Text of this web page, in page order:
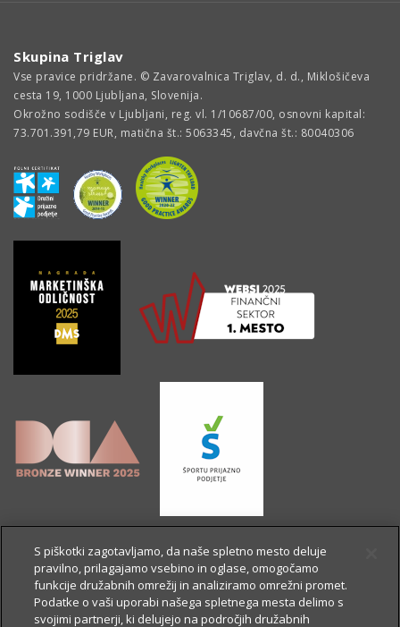
Skupina Triglav
Vse pravice pridržane. © Zavarovalnica Triglav, d. d., Miklošičeva
cesta 19, 1000 Ljubljana, Slovenija.
Okrožno sodišče v Ljubljani, reg. vl. 1/10687/00, osnovni kapital:
73.701.391,79 EUR, matična št.: 5063345, davčna št.: 80040306
S piškotki zagotavljamo, da naše spletno mesto deluje
pravilno, prilagajamo vsebino in oglase, omogočamo
funkcije družabnih omrežij in analiziramo omrežni promet.
Podatke o vaši uporabi našega spletnega mesta delimo s
svojimi partnerji, ki delujejo na področjih družabnih